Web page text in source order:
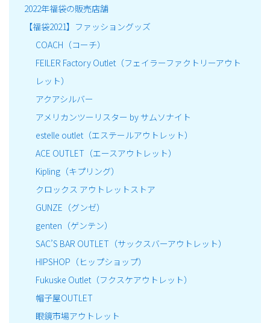
2022年福袋の販売店舗
【福袋2021】ファッショングッズ
COACH（コーチ）
FEILER Factory Outlet（フェイラーファクトリーアウト
レット）
アクアシルバー
アメリカンツーリスター by サムソナイト
estelle outlet（エステールアウトレット）
ACE OUTLET（エースアウトレット）
Kipling（キプリング）
クロックス アウトレットストア
GUNZE（グンゼ）
genten（ゲンテン）
SAC’S BAR OUTLET（サックスバーアウトレット）
HIPSHOP（ヒップショップ）
Fukuske Outlet（フクスケアウトレット）
帽子屋OUTLET
眼鏡市場アウトレット